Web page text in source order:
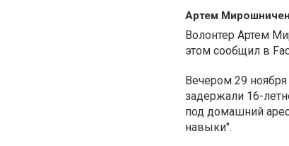
Артем
Волонтер Артем
этом сообщил в
Вечером 29
задержали 16-
под домашний
навыки".